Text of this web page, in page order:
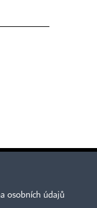
osobních údajů